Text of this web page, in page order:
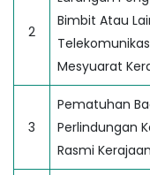
2
Bimbit Atau
Mesyuarat
3
Pematuhan
Perlindungan
Rasmi Kerajaan